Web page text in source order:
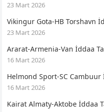
23 Mart 2026
Vikingur Gota-HB Torshavn
23 Mart 2026
Ararat-Armenia-Van İddaa
16 Mart 2026
Helmond Sport-SC
16 Mart 2026
Kairat Almaty-Aktobe İddaa